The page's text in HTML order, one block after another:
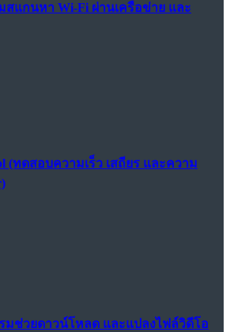
สแกนหา Wi-Fi ผ่านเครือข่าย และ
(ทดสอบความเร็ว เสถียร และความ
มช่วยดาวน์โหลด และแปลงไฟล์วิดีโอ